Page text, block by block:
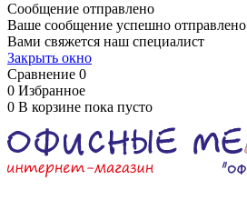
Сообщение отправлено
Ваше сообщение успешно
Вами свяжется наш специалист
Закрыть окно
Сравнение 0
0 Избранное
0 В корзине пока пусто